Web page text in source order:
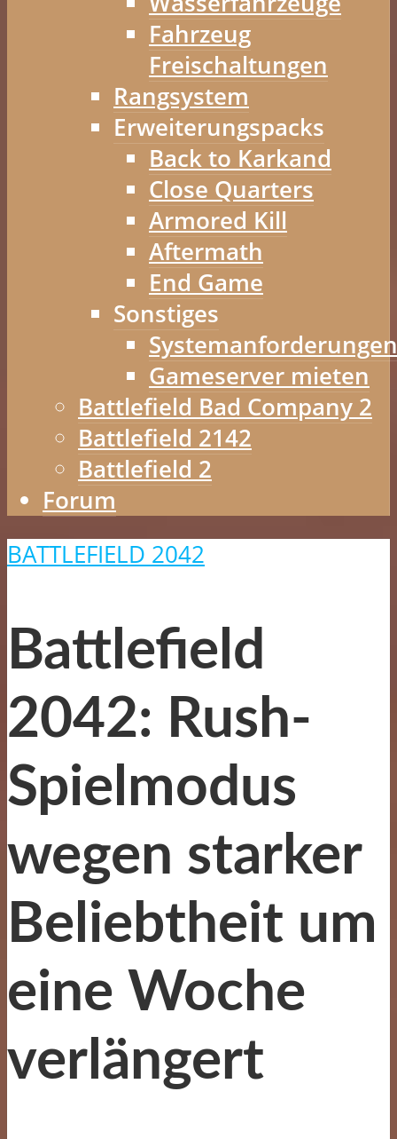
Fahrzeug
Freischaltungen
Rangsystem
Erweiterungspacks
Back to Karkand
Close Quarters
Armored Kill
Aftermath
End Game
Sonstiges
Systemanforderungen
Gameserver mieten
Battlefield Bad Company 2
Battlefield 2142
Battlefield 2
Forum
BATTLEFIELD 2042
Battlefield
2042: Rush-
Spielmodus
wegen starker
Beliebtheit um
eine Woche
verlängert